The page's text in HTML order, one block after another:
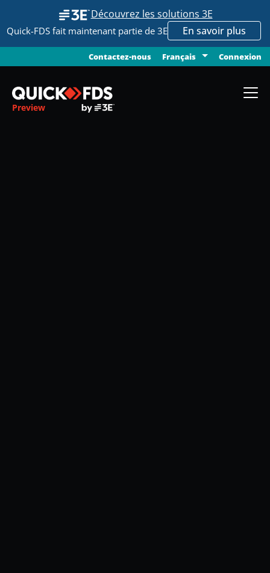
Découvrez les solutions 3E
Quick-FDS fait maintenant partie de 3E En savoir plus
Contactez-nous Français Connexion
Preview